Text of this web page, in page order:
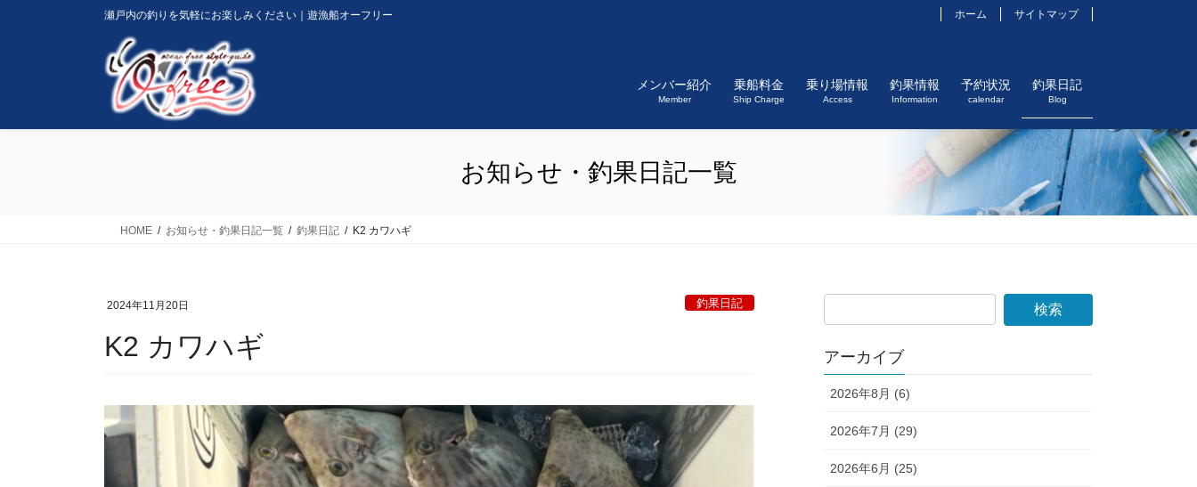
瀬戸内の釣りを気軽にお楽しみください｜遊漁船オーフリー ホーム サイトマップ
メンバー紹介
Member
乗船料金
Ship Charge
乗り場情報
Access
釣果情報
Information
予約状況
calendar
釣果日記
Blog
お知らせ・釣果日記一覧
HOME お知らせ・釣果日記一覧 釣果日記 K2 カワハギ
2024年11月20日 釣果日記
K2 カワハギ アーカイブ
2026年8月 (6)
2026年7月 (29)
2026年6月 (25)